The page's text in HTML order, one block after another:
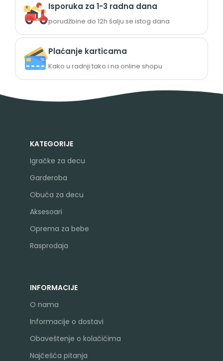
Isporuka za 1-3 radna dana
porudžbine do 12h šalju se istog dana
Plaćanje karticama
Kako u radnji tako i na online shopu
KATEGORIJE
Igračke za decu
Garderoba
Obuća za decu
Aksesoari
Oprema za bebe
Rasprodaja
INFORMACIJE
O nama
Informacije o dostavi
Obaveštenje o kolačićima
Najčešća pitanja